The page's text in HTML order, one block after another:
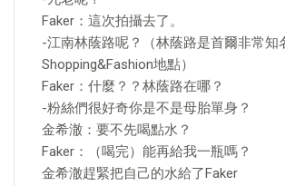
Faker：這次拍攝去了。
-江南林蔭路呢？（林蔭路是首爾非常知
Shopping&Fashion地點）
Faker：什麼？？林蔭路在哪？
-粉絲們很好奇你是不是母胎單身？
金希澈：要不先喝點水？
Faker：（喝完）能再給我一瓶嗎？
金希澈趕緊把自己的水給了Faker